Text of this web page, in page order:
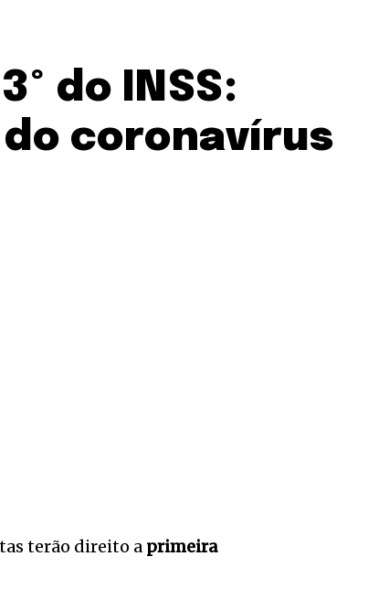
do INSS:
coronavírus
terão direito a primeira